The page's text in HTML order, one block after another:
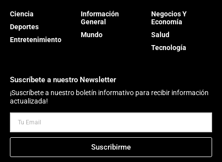
Ciencia
Deportes
Entretenimiento
Información
General
Mundo
Negocios Y
Economía
Salud
Tecnología
Suscríbete a nuestro Newsletter
¡Suscríbete a nuestro boletín informativo para recibir información
actualizada!
Suscribirme